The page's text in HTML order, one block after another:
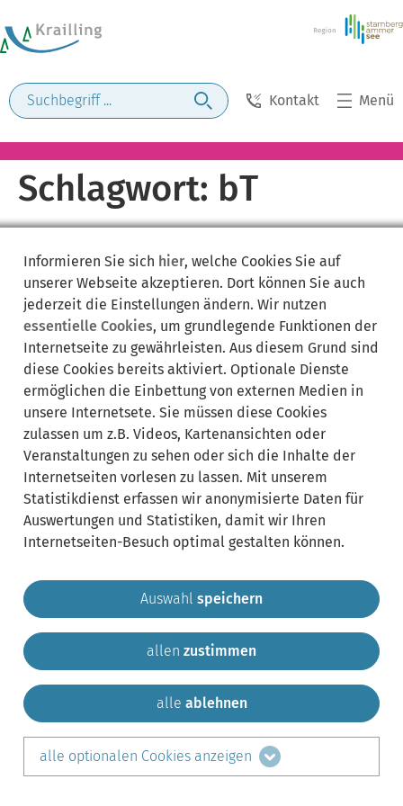
Kontakt Menü
Schlagwort: bT
Gemeinde Krailling Impressum
Sitemap
Kontakt
teilen auf:
LinkedIn
Informieren Sie sich hier, welche Cookies Sie auf
unserer Webseite akzeptieren. Dort können Sie auch
jederzeit die Einstellungen ändern. Wir nutzen
essentielle Cookies, um grundlegende Funktionen der
Internetseite zu gewährleisten. Aus diesem Grund sind
diese Cookies bereits aktiviert. Optionale Dienste
ermöglichen die Einbettung von externen Medien in
unsere Internetsete. Sie müssen diese Cookies
zulassen um z.B. Videos, Kartenansichten oder
Veranstaltungen zu sehen oder sich die Inhalte der
Internetseiten vorlesen zu lassen. Mit unserem
Statistikdienst erfassen wir anonymisierte Daten für
Auswertungen und Statistiken, damit wir Ihren
Internetseiten-Besuch optimal gestalten können.
Auswahl speichern
allen zustimmen
alle ablehnen
alle optionalen Cookies anzeigen